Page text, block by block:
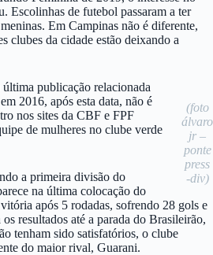
Escolinhas de futebol passaram a ter
Em Campinas não é diferente,
clubes da cidade estão deixando a
(foto
álvaro
jr –
ponte
press
-div)
publicação relacionada
2016, após esta data, não é
nos sites da CBF e FPF
de mulheres no clube verde
a primeira divisão do
na última colocação do
após 5 rodadas, sofrendo 28 gols e
resultados até a parada do Brasileirão,
tenham sido satisfatórios, o clube
do maior rival, Guarani.